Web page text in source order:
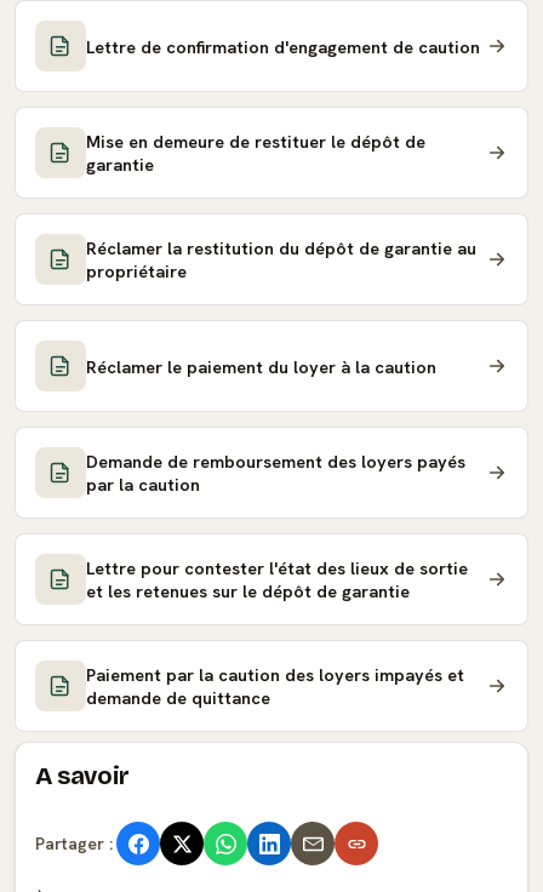
Lettre de confirmation d'engagement de caution
Mise en demeure de restituer le dépôt de
garantie
Réclamer la restitution du dépôt de garantie au
propriétaire
Réclamer le paiement du loyer à la caution
Demande de remboursement des loyers payés
par la caution
Lettre pour contester l'état des lieux de sortie
et les retenues sur le dépôt de garantie
Paiement par la caution des loyers impayés et
demande de quittance
A savoir
Partager :